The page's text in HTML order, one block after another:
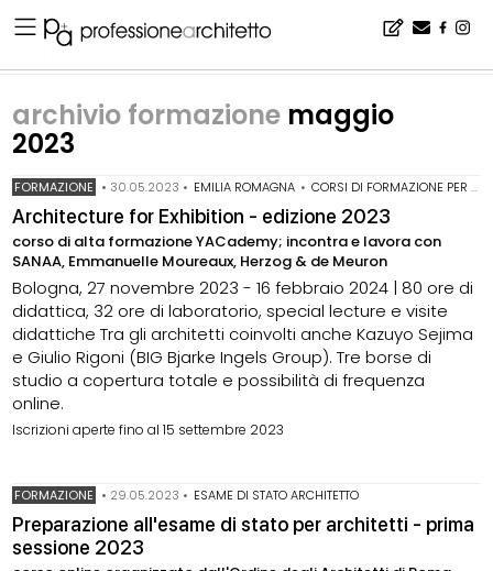
archivio formazione maggio
2023
FORMAZIONE • 30.05.2023 • EMILIA ROMAGNA • CORSI DI FORMAZIONE PER ARCHITETTI
Architecture for Exhibition - edizione 2023
corso di alta formazione YACademy; incontra e lavora con
SANAA, Emmanuelle Moureaux, Herzog & de Meuron
Bologna, 27 novembre 2023 - 16 febbraio 2024 | 80 ore di
didattica, 32 ore di laboratorio, special lecture e visite
didattiche Tra gli architetti coinvolti anche Kazuyo Sejima
e Giulio Rigoni (BIG Bjarke Ingels Group). Tre borse di
studio a copertura totale e possibilità di frequenza
online.
Iscrizioni aperte fino al 15 settembre 2023
FORMAZIONE • 29.05.2023 • ESAME DI STATO ARCHITETTO
Preparazione all'esame di stato per architetti - prima
sessione 2023